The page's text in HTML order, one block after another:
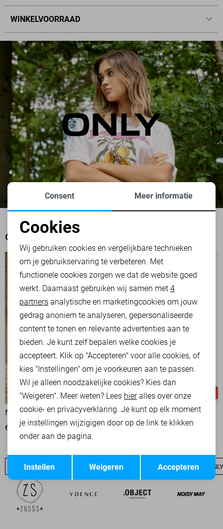
WINKELVOORRAAD
OOK HET BEKIJKEN WAARD
-50%
NUKUS BLOUSE
60,00 119,95
Juicy
High waist
ONLY JEANS
39,95 49,99
ONLY SALE ONLY BASICS NIEUW ONLY T-SHIRTS
Noodzakelijke cookies
Personalisatie cookies
Analytische cookies
Marketing cookies
Terug Opslaan
Consent Meer informatie
Cookies
Wij gebruiken cookies en vergelijkbare technieken
om je gebruikservaring te verbeteren. Met
functionele cookies zorgen we dat de website goed
werkt. Daarnaast gebruiken wij samen met 4
partners analytische en marketingcookies om jouw
gedrag anoniem te analyseren, gepersonaliseerde
content te tonen en relevante advertenties aan te
bieden. Je kunt zelf bepalen welke cookies je
accepteert. Klik op "Accepteren" voor alle cookies, of
kies "Instellingen" om je voorkeuren aan te passen.
Wil je alleen noodzakelijke cookies? Kies dan
"Weigeren". Meer weten? Lees hieralles over onze
cookie- en privacyverklaring. Je kunt op elk moment
je instellingen wijzigigen door op de link te klikken
onder aan de pagina.
Accepteren
Weigeren
Instellen